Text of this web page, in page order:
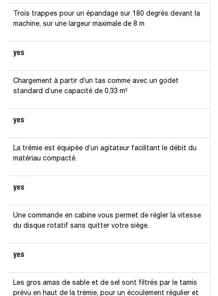
Trois trappes pour un épandage sur 180 degrés devant la
machine, sur une largeur maximale de 8 m
yes
Chargement à partir d’un tas comme avec un godet
standard d’une capacité de 0,33 m³
yes
La trémie est équipée d’un agitateur facilitant le débit du
matériau compacté.
yes
Une commande en cabine vous permet de régler la vitesse
du disque rotatif sans quitter votre siège.
yes
Les gros amas de sable et de sel sont filtrés par le tamis
prévu en haut de la trémie, pour un écoulement régulier et